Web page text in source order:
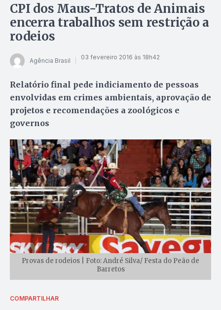
CPI dos Maus-Tratos de Animais
encerra trabalhos sem restrição a
rodeios
Agência Brasil 03 fevereiro 2016 às 18h42
Relatório final pede indiciamento de pessoas
envolvidas em crimes ambientais, aprovação de
projetos e recomendações a zoológicos e
governos
Provas de rodeios | Foto: André Silva/ Festa do Peão de
Barretos
COMPARTILHAR